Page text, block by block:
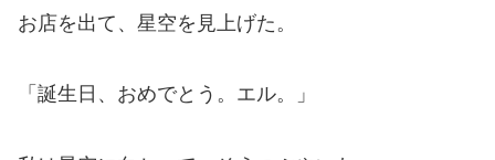
お店を出て、星空を見上げた。
「誕生日、おめでとう。エル。」